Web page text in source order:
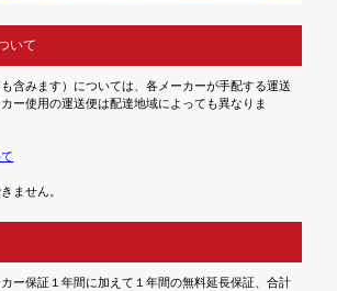
いて
含みます）については、各メーカーが手配する運送
ー使用の運送便は配達地域によっても異なりま
ません。
ー保証１年間に加えて１年間の無料延長保証、合計